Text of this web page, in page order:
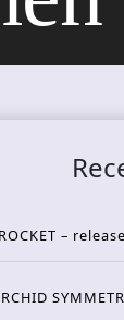
–